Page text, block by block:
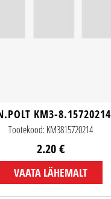
KM3-8.15720214
Tootekood: KM3815720214
2.20 €
VAATA LÄHEMALT